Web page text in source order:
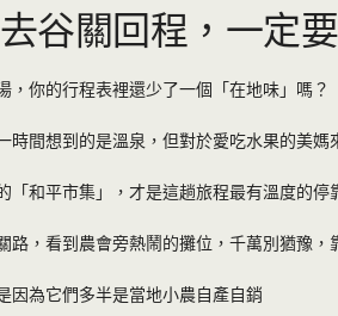
谷關回程，一定
，你的行程表裡還少了一個「在地味」嗎？
時間想到的是溫泉，但對於愛吃水果的美媽
「和平市集」，才是這趟旅程最有溫度的停
路，看到農會旁熱鬧的攤位，千萬別猶豫，
因為它們多半是當地小農自產自銷